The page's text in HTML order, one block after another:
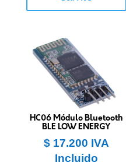
HC06 Módulo Bluetooth
BLE LOW ENERGY
$17.200 IVA
Incluido